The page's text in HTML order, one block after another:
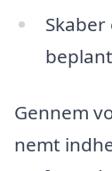
Gennem
nemt